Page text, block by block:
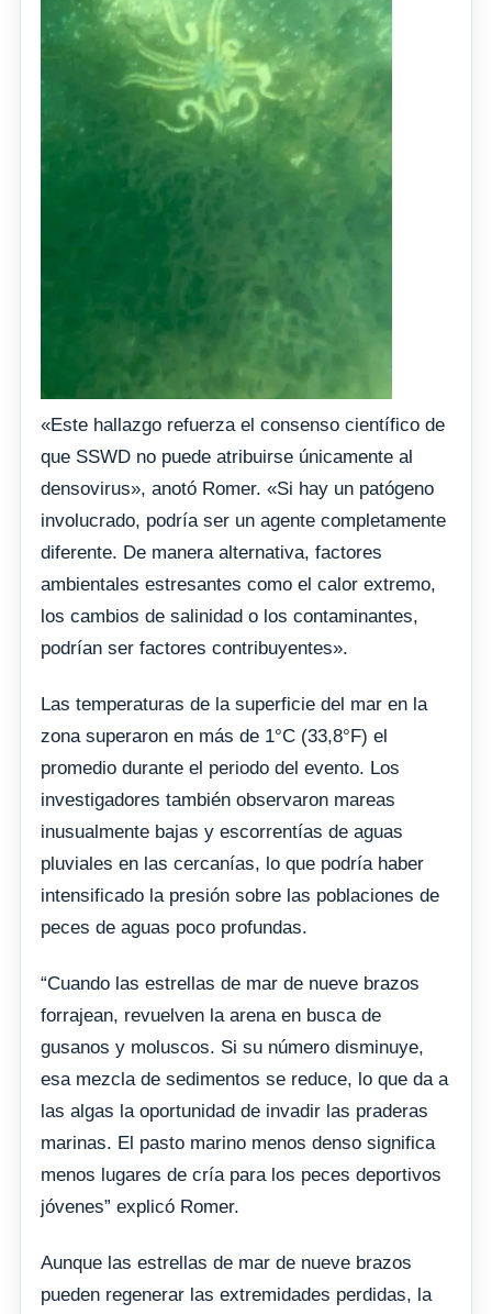
«Este hallazgo refuerza el consenso científico de
que SSWD no puede atribuirse únicamente al
densovirus», anotó Romer. «Si hay un patógeno
involucrado, podría ser un agente completamente
diferente. De manera alternativa, factores
ambientales estresantes como el calor extremo,
los cambios de salinidad o los contaminantes,
podrían ser factores contribuyentes».
Las temperaturas de la superficie del mar en la
zona superaron en más de 1°C (33,8°F) el
promedio durante el periodo del evento. Los
investigadores también observaron mareas
inusualmente bajas y escorrentías de aguas
pluviales en las cercanías, lo que podría haber
intensificado la presión sobre las poblaciones de
peces de aguas poco profundas.
“Cuando las estrellas de mar de nueve brazos
forrajean, revuelven la arena en busca de
gusanos y moluscos. Si su número disminuye,
esa mezcla de sedimentos se reduce, lo que da a
las algas la oportunidad de invadir las praderas
marinas. El pasto marino menos denso significa
menos lugares de cría para los peces deportivos
jóvenes” explicó Romer.
Aunque las estrellas de mar de nueve brazos
pueden regenerar las extremidades perdidas, la